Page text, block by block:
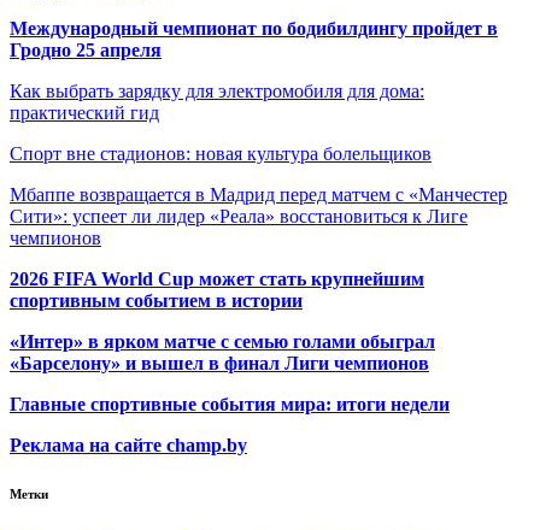
Международный чемпионат по бодибилдингу пройдет в
Гродно 25 апреля
Как выбрать зарядку для электромобиля для дома:
практический гид
Спорт вне стадионов: новая культура болельщиков
Мбаппе возвращается в Мадрид перед матчем с «Манчестер
Сити»: успеет ли лидер «Реала» восстановиться к Лиге
чемпионов
2026 FIFA World Cup может стать крупнейшим
спортивным событием в истории
«Интер» в ярком матче с семью голами обыграл
«Барселону» и вышел в финал Лиги чемпионов
Главные спортивные события мира: итоги недели
Реклама на сайте champ.by
Метки